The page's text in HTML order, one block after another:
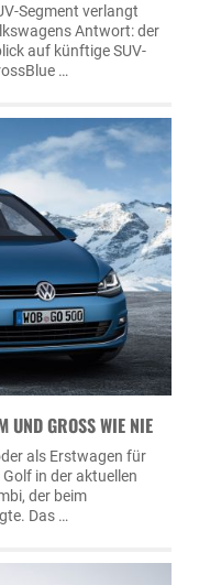
Segment verlangt
Antwort: der
auf künftige SUV-
…
GROSS WIE NIE
als Erstwagen für
in der aktuellen
der beim
Das …